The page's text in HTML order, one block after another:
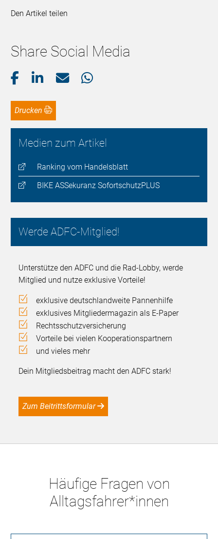
Den Artikel teilen
Share Social Media
Drucken
Medien zum Artikel
Ranking vom Handelsblatt
BIKE ASSekuranz SofortschutzPLUS
Werde ADFC-Mitglied!
Unterstütze den ADFC und die Rad-Lobby, werde
Mitglied und nutze exklusive Vorteile!
exklusive deutschlandweite Pannenhilfe
exklusives Mitgliedermagazin als E-Paper
Rechtsschutzversicherung
Vorteile bei vielen Kooperationspartnern
und vieles mehr
Dein Mitgliedsbeitrag macht den ADFC stark!
Zum Beitrittsformular
Häufige Fragen von
Alltagsfahrer*innen